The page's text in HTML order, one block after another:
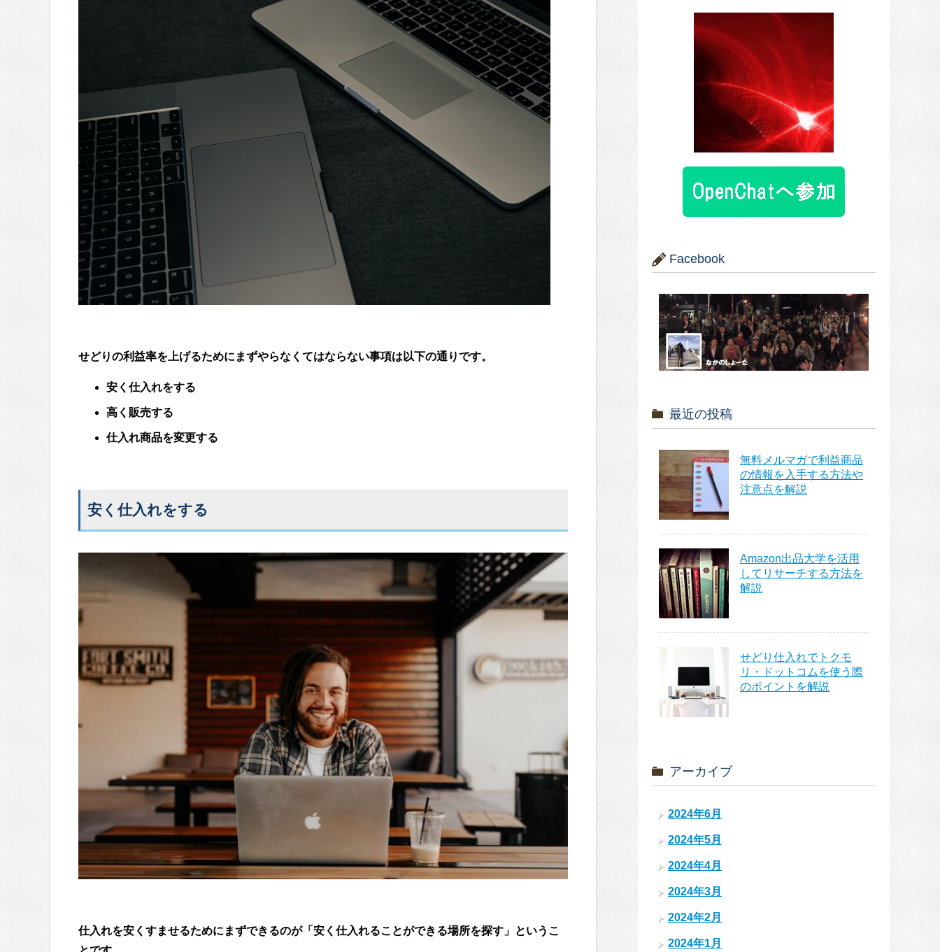
せどりの利益率を上げるためにまずやらなくてはならない事項は以下の通りです。
安く仕入れをする
高く販売する
仕入れ商品を変更する
安く仕入れをする
仕入れを安くすませるためにまずできるのが「安く仕入れることができる場所を探す」というこ
Facebook
最近の投稿
無料メルマガで利益商品
の情報を入手する方法や
注意点を解説
Amazon出品大学を活用
してリサーチする方法を
解説
せどり仕入れでトクモ
リ・ドットコムを使う際
のポイントを解説
アーカイブ
2024年6月
2024年5月
2024年4月
2024年3月
2024年2月
2024年1月